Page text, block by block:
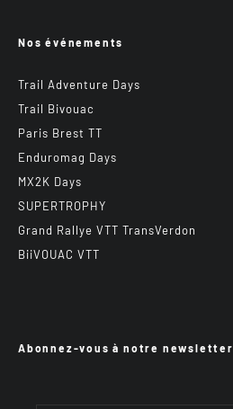
Nos événements
Trail Adventure Days
Trail Bivouac
Paris Brest TT
Enduromag Days
MX2K Days
SUPERTROPHY
Grand Rallye VTT TransVerdon
BiiVOUAC VTT
Abonnez-vous à notre newsletter